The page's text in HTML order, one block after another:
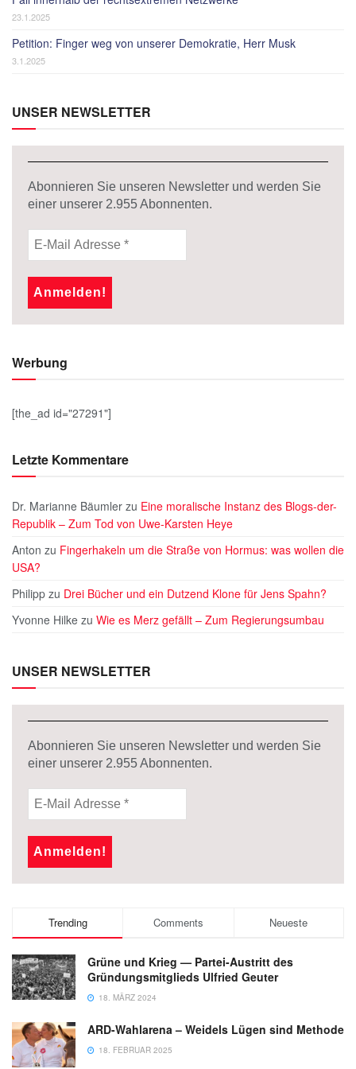
23.1.2025
Petition: Finger weg von unserer Demokratie, Herr Musk
3.1.2025
UNSER NEWSLETTER
Abonnieren Sie unseren Newsletter und werden Sie
einer unserer 2.955Abonnenten.
Werbung
[the_ad id="27291"]
Letzte Kommentare
Dr. Marianne Bäumler zu Eine moralische Instanz des Blogs-der-
Republik – Zum Tod von Uwe-Karsten Heye
Anton zu Fingerhakeln um die Straße von Hormus: was wollen die
USA?
Philipp zu Drei Bücher und ein Dutzend Klone für Jens Spahn?
Yvonne Hilke zu Wie es Merz gefällt – Zum Regierungsumbau
UNSER NEWSLETTER
Abonnieren Sie unseren Newsletter und werden Sie
einer unserer 2.955Abonnenten.
Trending Comments Neueste
Grüne und Krieg — Partei-Austritt des
Gründungsmitglieds Ulfried Geuter
18. MÄRZ 2024
ARD-Wahlarena – Weidels Lügen sind Methode
18. FEBRUAR 2025